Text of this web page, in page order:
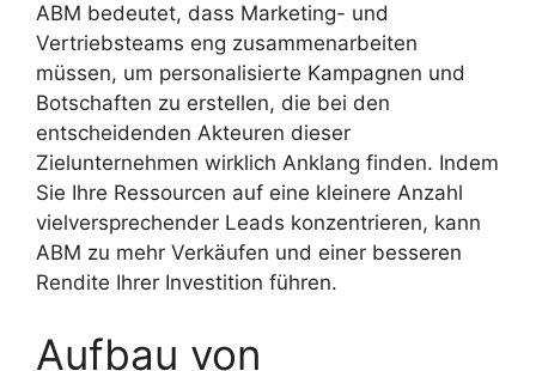
ABM bedeutet, dass Marketing- und
Vertriebsteams eng zusammenarbeiten
müssen, um personalisierte Kampagnen und
Botschaften zu erstellen, die bei den
entscheidenden Akteuren dieser
Zielunternehmen wirklich Anklang finden. Indem
Sie Ihre Ressourcen auf eine kleinere Anzahl
vielversprechender Leads konzentrieren, kann
ABM zu mehr Verkäufen und einer besseren
Rendite Ihrer Investition führen.
Aufbau von